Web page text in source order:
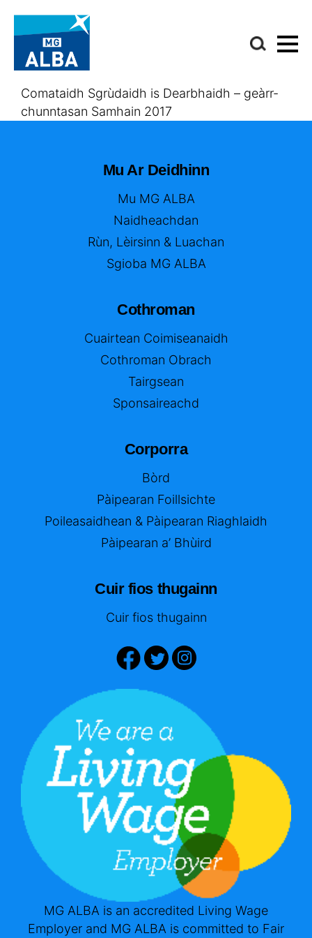
Comataidh Sgrùdaidh is Dearbhaidh – geàrr-
chunntasan Samhain 2017
Mu Ar Deidhinn
Mu MG ALBA
Naidheachdan
Rùn, Lèirsinn & Luachan
Sgioba MG ALBA
Cothroman
Cuairtean Coimiseanaidh
Cothroman Obrach
Tairgsean
Sponsaireachd
Corporra
Bòrd
Pàipearan Foillsichte
Poileasaidhean & Pàipearan Riaghlaidh
Pàipearan a’ Bhùird
Cuir fios thugainn
Cuir fios thugainn
MG ALBA is an accredited Living Wage
Employer and MG ALBA is committed to Fair